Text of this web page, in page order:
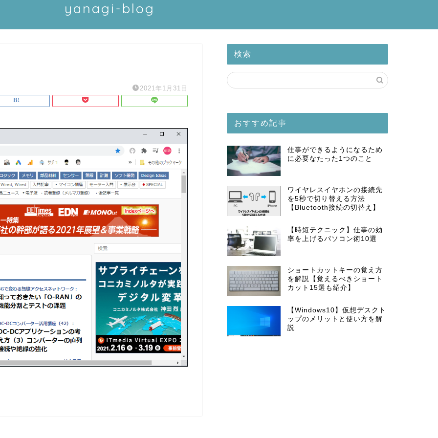
yanagi-blog
2021年1月31日
検索
おすすめ記事
仕事ができるようになるため
に必要なたった1つのこと
ワイヤレスイヤホンの接続先
を5秒で切り替える方法
【Bluetooth接続の切替え】
【時短テクニック】仕事の効
率を上げるパソコン術10選
ショートカットキーの覚え方
を解説【覚えるべきショート
カット15選も紹介】
【Windows10】仮想デスクト
ップのメリットと使い方を解
説